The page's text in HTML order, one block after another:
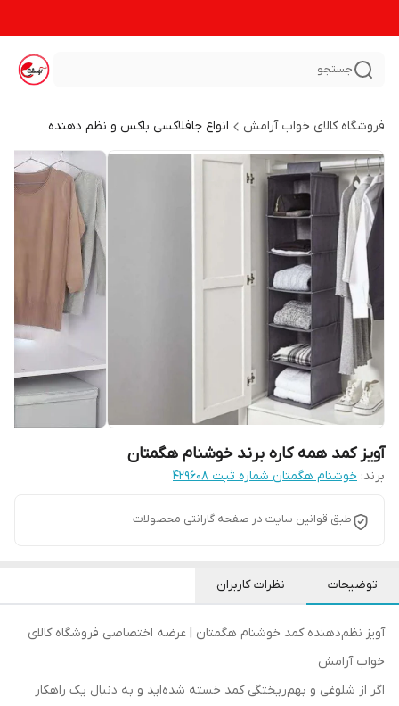
جستجو
فروشگاه کالای خواب آرامش انواع جافلاکسی باکس و نظم دهنده
آویز کمد همه کاره برند خوشنام هگمتان
برند: خوشنام هگمتان شماره ثبت ۴۲۹۶۰۸
طبق قوانین سایت در صفحه گارانتی محصولات
توضیحات نظرات کاربران
آویز نظم‌دهنده کمد خوشنام هگمتان | عرضه اختصاصی فروشگاه کالای
خواب آرامش
اگر از شلوغی و بهم‌ریختگی کمد خسته شده‌اید و به دنبال یک راهکار